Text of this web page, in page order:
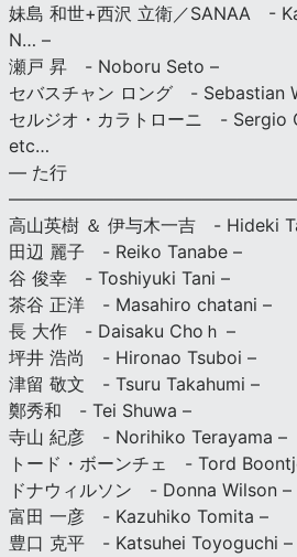
妹島 和世+西沢 立衛／SANAA -
N… –
瀬戸 昇 - Noboru Seto –
セバスチャン ロング - Sebastian
セルジオ・カラトローニ - Sergio
etc…
— た行
高山英樹 ＆ 伊与木一吉 - Hideki
田辺 麗子 - Reiko Tanabe –
谷 俊幸 - Toshiyuki Tani –
茶谷 正洋 - Masahiro chatani –
長 大作 - Daisaku Choｈ –
坪井 浩尚 - Hironao Tsuboi –
津留 敬文 - Tsuru Takahumi –
鄭秀和 - Tei Shuwa –
寺山 紀彦 - Norihiko Terayama –
トード・ボーンチェ - Tord
ドナウィルソン - Donna Wilson –
富田 一彦 - Kazuhiko Tomita –
豊口 克平 - Katsuhei Toyoguchi –